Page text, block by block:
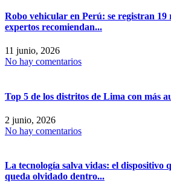
Robo vehicular en Perú: se registran 19
expertos recomiendan...
11 junio, 2026
No hay comentarios
Top 5 de los distritos de Lima con más
2 junio, 2026
No hay comentarios
La tecnología salva vidas: el dispositivo
queda olvidado dentro...